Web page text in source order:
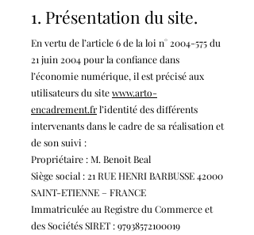
1. Présentation du site.
En vertu de l’article 6 de la loi n° 2004-575du
21 juin 2004 pour la confiance dans
l’économie numérique, il est précisé aux
utilisateurs du sitewww.arto-
encadrement.frl’identité des différents
intervenants dans le cadre de sa réalisation et
de son suivi :
Propriétaire : M. Benoit Beal
Siège social : 21 RUE HENRI BARBUSSE 42000
SAINT-ETIENNE – FRANCE
Immatriculée au Registre du Commerce et
des Sociétés SIRET :97938572100019